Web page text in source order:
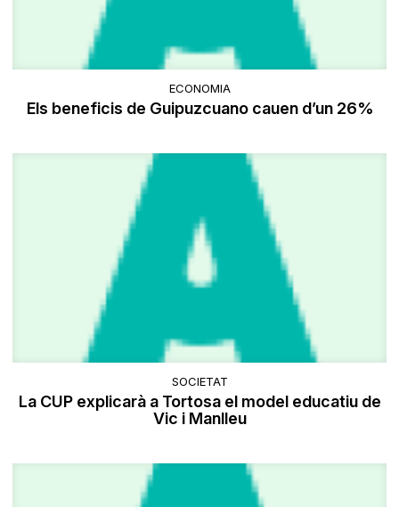
ECONOMIA
Els beneficis de Guipuzcuano cauen d’un 26%
SOCIETAT
La CUP explicarà a Tortosa el model educatiu de
Vic i Manlleu